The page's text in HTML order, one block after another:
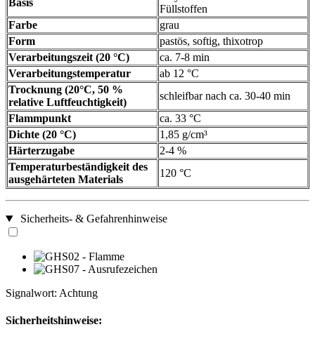
Basis
Füllstoffen
Farbe
grau
Form
pastös, softig, thixotrop
Verarbeitungszeit (20 °C)
ca. 7-8 min
Verarbeitungstemperatur
ab 12 °C
Trocknung (20°C, 50 %
relative Luftfeuchtigkeit)
schleifbar nach ca. 30-40 min
Flammpunkt
ca. 33 °C
Dichte (20 °C)
1,85 g/cm³
Härterzugabe
2-4 %
Temperaturbeständigkeit des
ausgehärteten Materials
120 °C
Sicherheits- & Gefahrenhinweise
Signalwort: Achtung
Sicherheitshinweise: